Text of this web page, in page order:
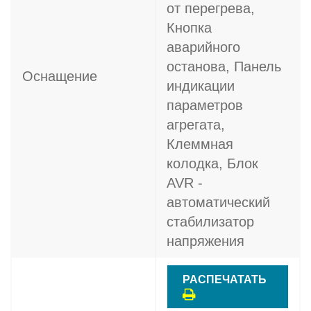
Оснащение
от перегрева,
Кнопка
аварийного
останова, Панель
индикации
параметров
агрегата,
Клеммная
колодка, Блок
AVR -
автоматический
стабилизатор
напряжения
РАСПЕЧАТАТЬ